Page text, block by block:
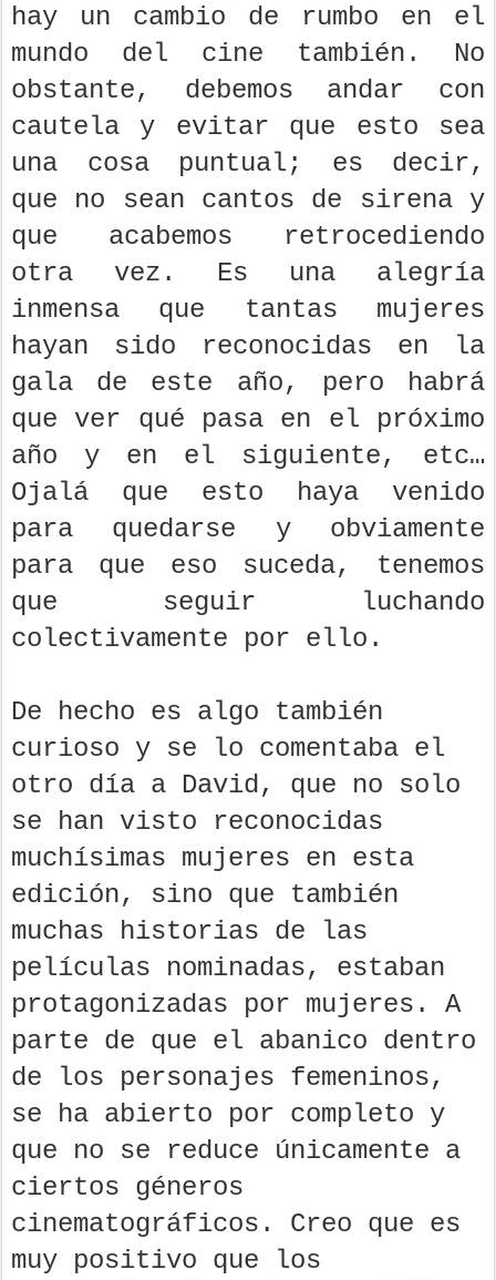
hay un cambio de rumbo en el
mundo del cine también. No
obstante, debemos andar con
cautela y evitar que esto sea
una cosa puntual; es decir,
que no sean cantos de sirena y
que acabemos retrocediendo
otra vez. Es una alegría
inmensa que tantas mujeres
hayan sido reconocidas en la
gala de este año, pero habrá
que ver qué pasa en el próximo
año y en el siguiente, etc…
Ojalá que esto haya venido
para quedarse y obviamente
para que eso suceda, tenemos
que seguir luchando
colectivamente por ello.
De hecho es algo también
curioso y se lo comentaba el
otro día a David, que no solo
se han visto reconocidas
muchísimas mujeres en esta
edición, sino que también
muchas historias de las
películas nominadas, estaban
protagonizadas por mujeres. A
parte de que el abanico dentro
de los personajes femeninos,
se ha abierto por completo y
que no se reduce únicamente a
ciertos géneros
cinematográficos. Creo que es
muy positivo que los